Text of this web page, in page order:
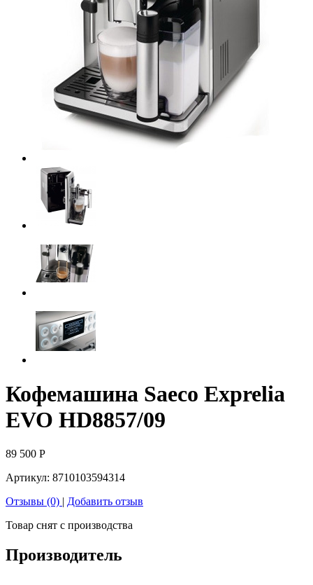
Кофемашина Saeco Exprelia
EVO HD8857/09
89 500 Р
Артикул: 8710103594314
Отзывы (0) | Добавить отзыв
Товар снят с производства
Производитель